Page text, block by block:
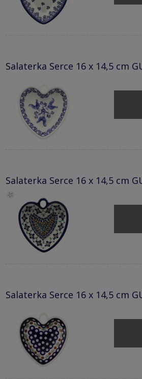
Salaterka Serce 16 x 14,5 cm
Salaterka Serce 16 x 14,5 cm
Salaterka Serce 16 x 14,5 cm